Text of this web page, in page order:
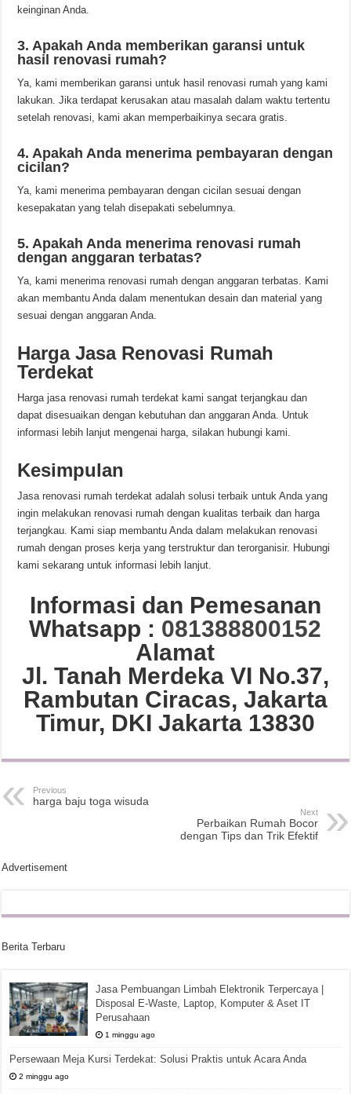
keinginan Anda.
3. Apakah Anda memberikan garansi untuk
hasil renovasi rumah?
Ya, kami memberikan garansi untuk hasil renovasi rumah yang kami
lakukan. Jika terdapat kerusakan atau masalah dalam waktu tertentu
setelah renovasi, kami akan memperbaikinya secara gratis.
4. Apakah Anda menerima pembayaran dengan
cicilan?
Ya, kami menerima pembayaran dengan cicilan sesuai dengan
kesepakatan yang telah disepakati sebelumnya.
5. Apakah Anda menerima renovasi rumah
dengan anggaran terbatas?
Ya, kami menerima renovasi rumah dengan anggaran terbatas. Kami
akan membantu Anda dalam menentukan desain dan material yang
sesuai dengan anggaran Anda.
Harga Jasa Renovasi Rumah
Terdekat
Harga jasa renovasi rumah terdekat kami sangat terjangkau dan
dapat disesuaikan dengan kebutuhan dan anggaran Anda. Untuk
informasi lebih lanjut mengenai harga, silakan hubungi kami.
Kesimpulan
Jasa renovasi rumah terdekat adalah solusi terbaik untuk Anda yang
ingin melakukan renovasi rumah dengan kualitas terbaik dan harga
terjangkau. Kami siap membantu Anda dalam melakukan renovasi
rumah dengan proses kerja yang terstruktur dan terorganisir. Hubungi
kami sekarang untuk informasi lebih lanjut.
Informasi dan Pemesanan
Whatsapp : 081388800152
Alamat
Jl. Tanah Merdeka VI No.37,
Rambutan Ciracas, Jakarta
Timur, DKI Jakarta 13830
Previous
harga baju toga wisuda
Next
Perbaikan Rumah Bocor
dengan Tips dan Trik Efektif
Advertisement
Berita Terbaru
Jasa Pembuangan Limbah Elektronik Terpercaya |
Disposal E-Waste, Laptop, Komputer & Aset IT
Perusahaan
1 minggu ago
Persewaan Meja Kursi Terdekat: Solusi Praktis untuk Acara Anda
2 minggu ago